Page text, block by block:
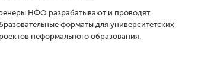
НФО разрабатывают и проводят
форматы для университетских
неформального образования.